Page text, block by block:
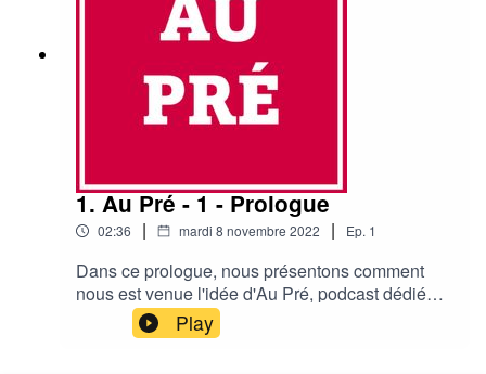
1. Au Pré - 1 - Prologue
02:36 | mardi 8 novembre 2022 | Ep. 1
Dans ce prologue, nous présentons comment
nous est venue l'idée d'Au Pré, podcast dédié
aux habitants de la ville du Pré-Saint-
Gervais.Crédits : "We, the people" by
Play